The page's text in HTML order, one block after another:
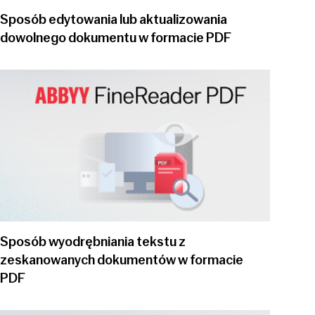
Sposób edytowania lub aktualizowania
dowolnego dokumentu w formacie PDF
Sposób wyodrębniania tekstu z
zeskanowanych dokumentów w formacie
PDF